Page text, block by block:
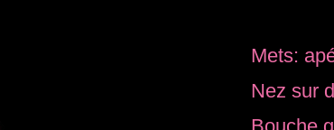
Mets:
Nez sur